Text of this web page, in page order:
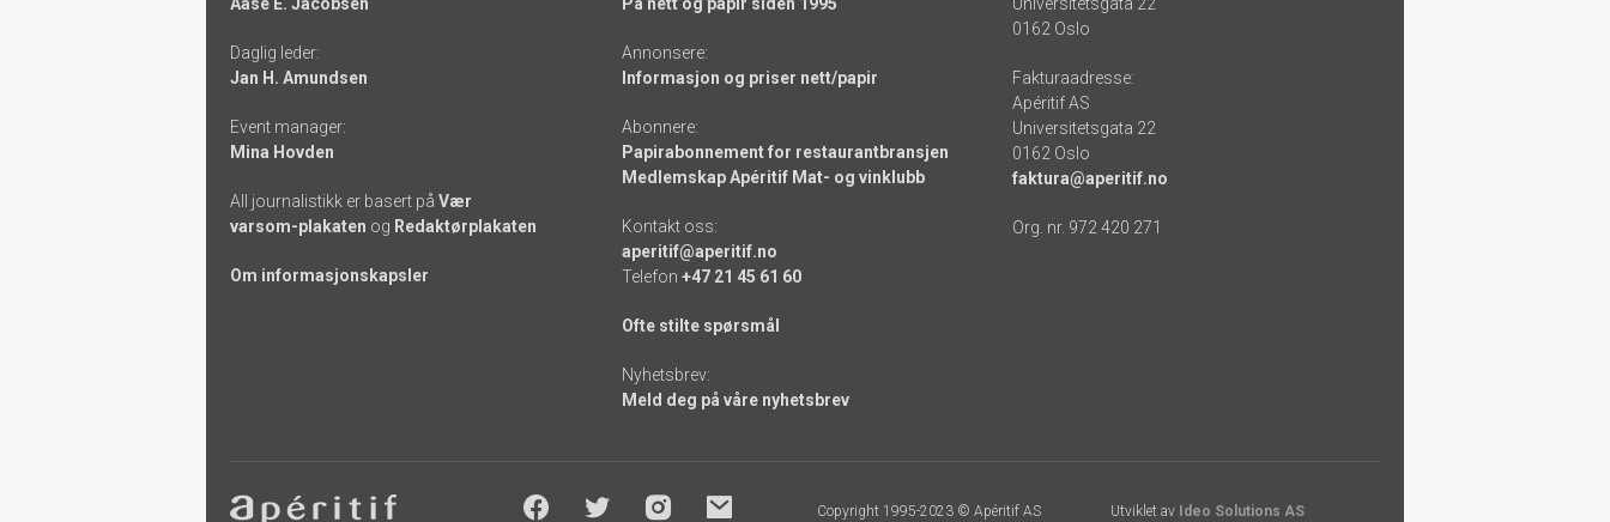
links
Daglig leder:
Jan H. Amundsen
Event manager:
Mina Hovden
All journalistikk er basert på Vær
varsom-plakaten og Redaktørplakaten
Om informasjonskapsler
Annonsere:
Informasjon og priser nett/papir
Abonnere:
Papirabonnement for restaurantbransjen
Medlemskap Apéritif Mat- og vinklubb
Kontakt oss:
aperitif@aperitif.no
Telefon +47 21 45 61 60
Ofte stilte spørsmål
Nyhetsbrev:
Meld deg på våre nyhetsbrev
0162 Oslo
Fakturaadresse:
Apéritif AS
Universitetsgata 22
0162 Oslo
faktura@aperitif.no
Org. nr. 972 420 271
Footer
Copyright 1995-2023 © Apéritif AS Utviklet av Ideo Solutions AS